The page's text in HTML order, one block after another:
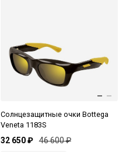
Солнцезащитные очки Bottega
Veneta 1183S
32 650 ₽ 46 600 ₽